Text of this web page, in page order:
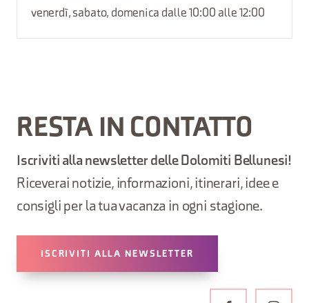
venerdì, sabato, domenica dalle 10:00 alle 12:00
RESTA IN CONTATTO
Iscriviti alla newsletter delle Dolomiti Bellunesi!
Riceverai notizie, informazioni, itinerari, idee e
consigli per la tua vacanza in ogni stagione.
ISCRIVITI ALLA NEWSLETTER